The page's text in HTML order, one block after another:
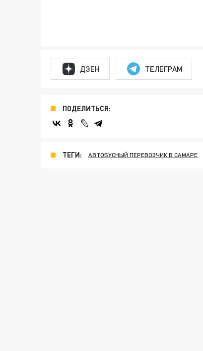
ДЗЕН ТЕЛЕГРАМ
ПОДЕЛИТЬСЯ:
ТЕГИ: АВТОБУСНЫЙ ПЕРЕВОЗЧИК В САМАРЕ